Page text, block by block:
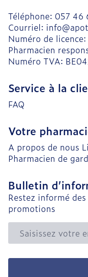
Téléphone: 057 46
Courriel: info@
Numéro de licence:
Pharmacien
Numéro TVA:
Service à la
FAQ
Votre
A propos de nous
Pharmacien de
Bulletin
Restez informé
promotions
Adresse mail